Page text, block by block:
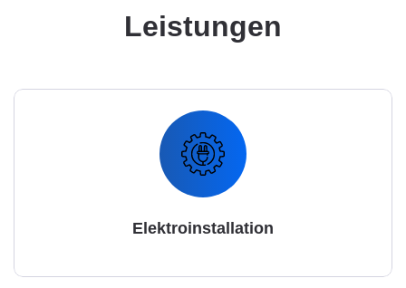
Leistungen
Elektroinstallation